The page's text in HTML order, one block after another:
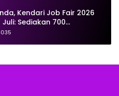
Kendari Job Fair 2026
Sediakan 700
30 Perusahaan